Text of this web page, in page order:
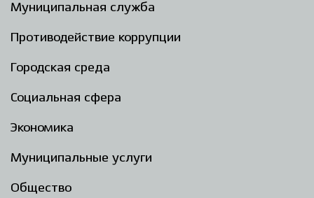
Муниципальная служба
Противодействие коррупции
Городская среда
Социальная сфера
Экономика
Муниципальные услуги
Общество